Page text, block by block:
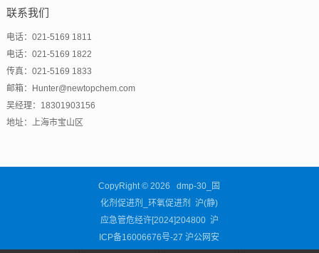
联系我们
电话：021-5169 1811
电话：021-5169 1822
传真：021-5169 1833
邮箱：Hunter@newtopchem.com
吴经理：18301903156
地址：上海市宝山区
CopyRight © 2026 dmp-30_固
化剂促进剂_环氧促进剂 沪(静)
应急管危经许[2024]204800 沪
ICP备16006676号-27 沪公网安